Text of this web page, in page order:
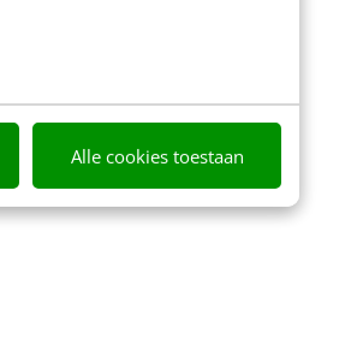
Alle cookies toestaan